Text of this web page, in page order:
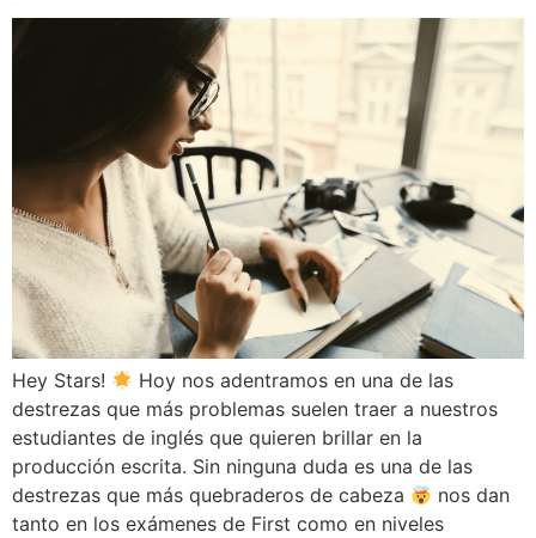
Hey Stars!
Hoy nos adentramos en una de las
destrezas que más problemas suelen traer a nuestros
estudiantes de inglés que quieren brillar en la
producción escrita. Sin ninguna duda es una de las
destrezas que más quebraderos de cabeza
nos dan
tanto en los exámenes de First como en niveles